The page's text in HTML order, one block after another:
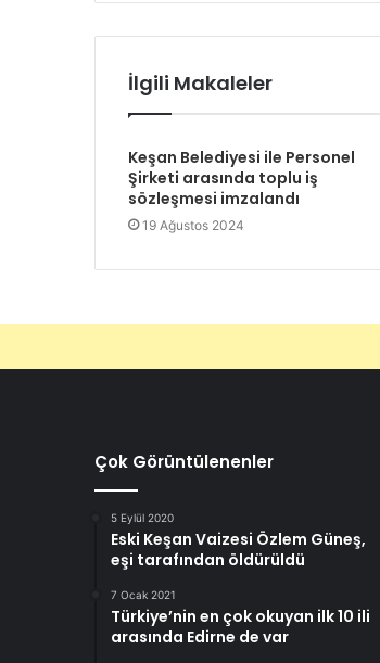
İlgili Makaleler
Keşan Belediyesi ile Personel
Şirketi arasında toplu iş
sözleşmesi imzalandı
19 Ağustos 2024
Çok Görüntülenenler
5 Eylül 2020
Eski Keşan Vaizesi Özlem Güneş,
eşi tarafından öldürüldü
7 Ocak 2021
Türkiye’nin en çok okuyan ilk 10 ili
arasında Edirne de var